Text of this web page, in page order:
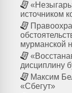
источником
мурманской
дисциплину
Максим
«Сбегут»